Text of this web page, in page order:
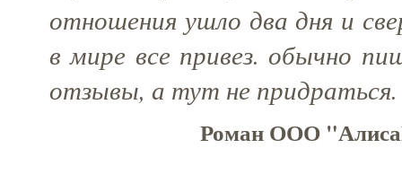
отношения ушло два дня и
в мире все привез. обычно
отзывы, а тут не
Роман ООО